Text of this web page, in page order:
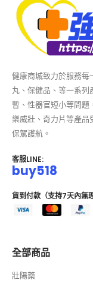
健康商城致力於服務
丸、保健品、等一系
暫、性器官短小等問題
樂威壯、奇力片等產
保駕護航。
客服LINE:
buy518
貨到付款（支持7天內無
全部商品
壯陽藥